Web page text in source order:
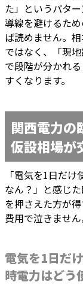
た」というパタ
導線を避けるた
ば読めません。
ではなく、「現
で段階が分かれ
すくなります。
関西電力の
仮設相場が
「電気を1日だ
なん？」と感じ
を押さえた方が
費用で泣きません
電気を1日だ
時電力はどう